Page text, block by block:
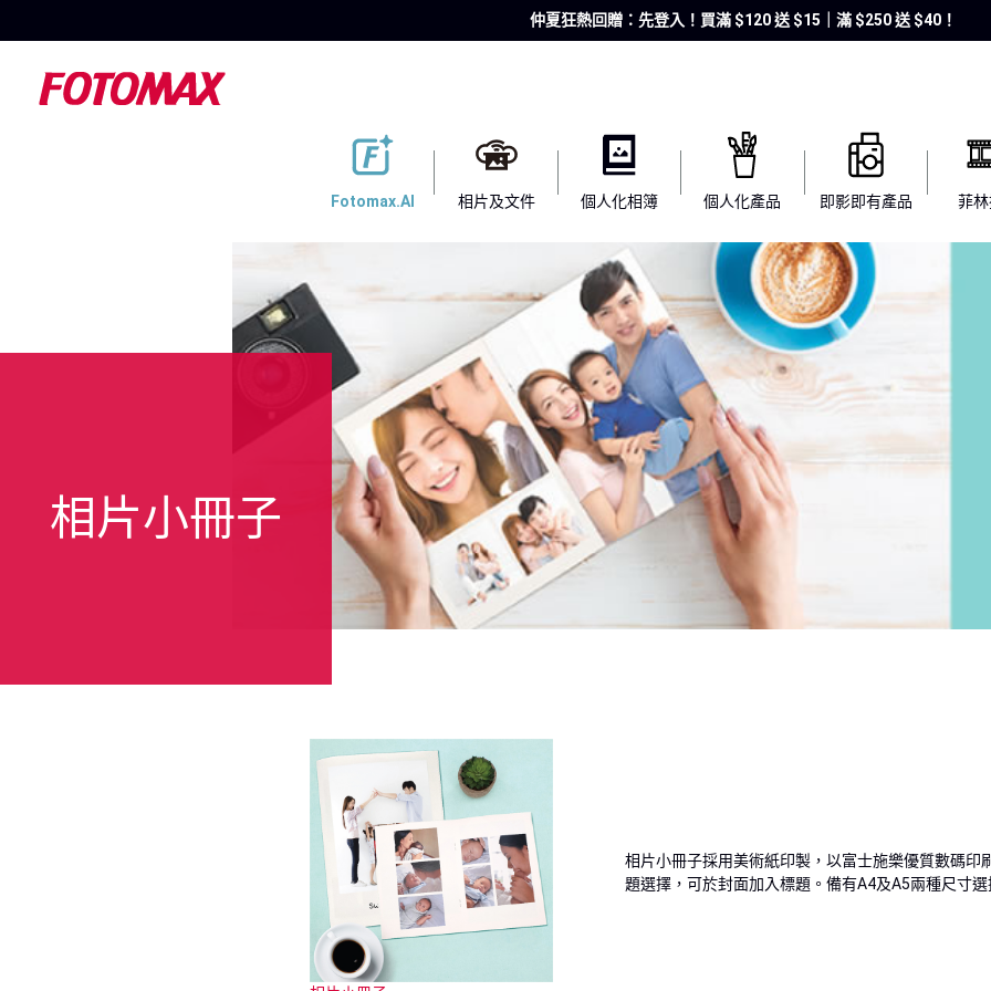
仲夏狂熱回贈：先登入！買滿 $120 送 $15｜滿 $250 送 $40！
Fotomax.AI 相片及文件 個人化相簿 個人化產品 即影即有產品 菲
相片小冊子
相片小冊子採用美術紙印製，以富士施樂優質數碼印
題選擇，可於封面加入標題。備有A4及A5兩種尺寸選